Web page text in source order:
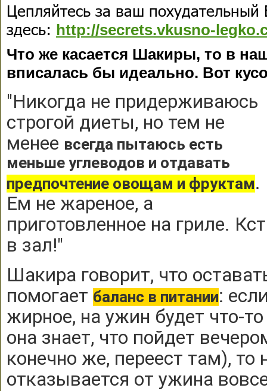
Цепляйтесь за ваш похудательный
здесь: http://secrets.vkusno-
Что же касается Шакиры, то в
вписалась бы идеально. Вот
"Никогда не придерживаюсь
строгой диеты, но тем не
менее всегда пытаюсь есть
меньше углеводов и отдавать
предпочтение овощам и фруктам.
Ем не жареное, а
приготовленное на гриле.
в зал!"
Шакира говорит, что
помогает баланс в питании:
жирное, на ужин будет что-
она знает, что пойдет
конечно же, переест там),
отказывается от ужина